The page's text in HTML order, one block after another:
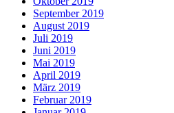
September 2019
August 2019
Juli 2019
Juni 2019
Mai 2019
April 2019
März 2019
Februar 2019